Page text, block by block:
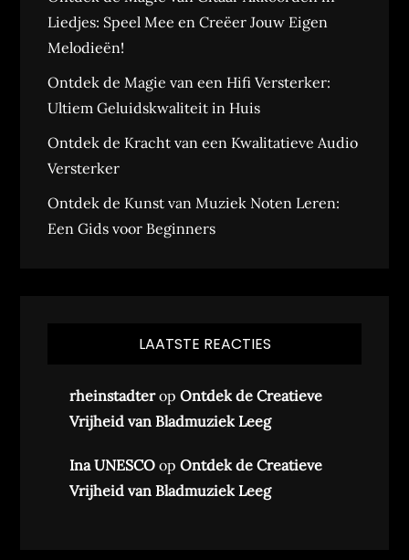
Liedjes: Speel Mee en Creëer Jouw Eigen
Melodieën!
Ontdek de Magie van een Hifi Versterker:
Ultiem Geluidskwaliteit in Huis
Ontdek de Kracht van een Kwalitatieve Audio
Versterker
Ontdek de Kunst van Muziek Noten Leren:
Een Gids voor Beginners
LAATSTE REACTIES
rheinstadteropOntdek de Creatieve
Vrijheid van Bladmuziek Leeg
Ina UNESCO opOntdek de Creatieve
Vrijheid van Bladmuziek Leeg